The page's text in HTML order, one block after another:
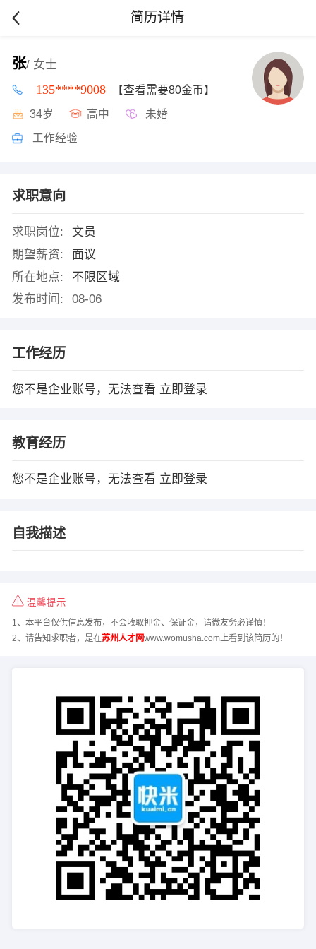
简历详情
张/ 女士
135****9008 【查看需要80金币】
34岁 高中 未婚
工作经验
求职意向
求职岗位:
文员
期望薪资:
面议
所在地点:
不限区域
发布时间:
08-06
工作经历
您不是企业账号，无法查看 立即登录
教育经历
您不是企业账号，无法查看 立即登录
自我描述
温馨提示
1、本平台仅供信息发布，不会收取押金、保证金，请微友务必谨慎！
2、请告知求职者，是在苏州人才网www.womusha.com上看到该简历的！